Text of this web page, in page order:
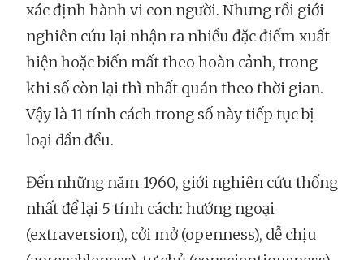
xác định hành vi con người. Nhưng rồi giới
nghiên cứu lại nhận ra nhiều đặc điểm xuất
hiện hoặc biến mất theo hoàn cảnh, trong
khi số còn lại thì nhất quán theo thời gian.
Vậy là 11 tính cách trong số này tiếp tục bị
loại dần đều.
Đến những năm 1960, giới nghiên cứu thống
nhất để lại 5 tính cách: hướng ngoại
(extraversion), cởi mở (openness), dễ chịu